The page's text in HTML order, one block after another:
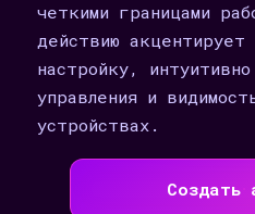
четкими границами
действию акцентирует
настройку,
управления и
устройствах.
Создать